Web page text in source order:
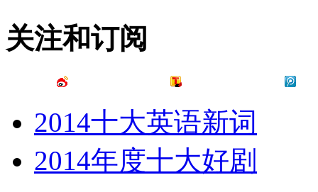
关注和订阅
2014十大英语新词
2014年度十大好剧